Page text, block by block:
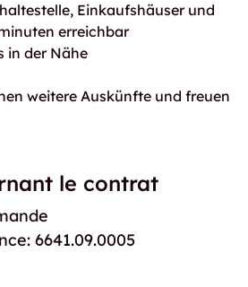
Einkaufshäuser und
erreichbar
in der Nähe
weitere Auskünfte und freuen
le contrat
6641.09.0005